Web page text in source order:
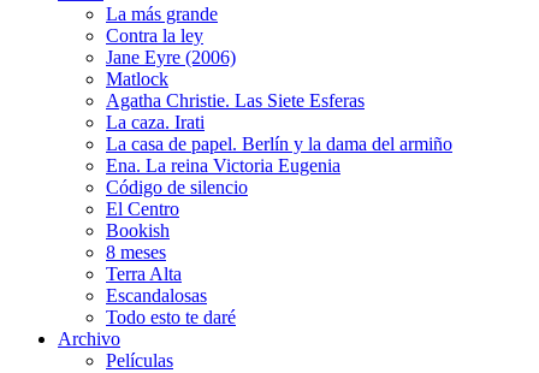
La más grande
Contra la ley
Jane Eyre (2006)
Matlock
Agatha Christie. Las Siete Esferas
La caza. Irati
La casa de papel. Berlín y la dama del armiño
Ena. La reina Victoria Eugenia
Código de silencio
El Centro
Bookish
8 meses
Terra Alta
Escandalosas
Todo esto te daré
Archivo
Películas